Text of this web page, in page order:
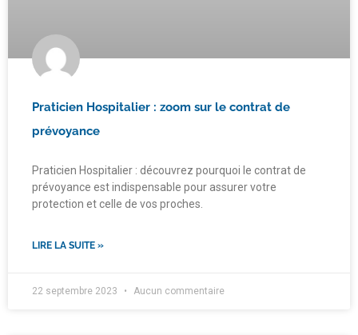
Praticien Hospitalier : zoom sur le contrat de
prévoyance
Praticien Hospitalier : découvrez pourquoi le contrat de
prévoyance est indispensable pour assurer votre
protection et celle de vos proches.
LIRE LA SUITE »
22 septembre 2023 Aucun commentaire